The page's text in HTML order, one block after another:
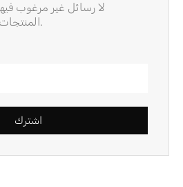
لا رسائل غير مرغوب
المنتجات الجديدة والتحديثات.
اشترك